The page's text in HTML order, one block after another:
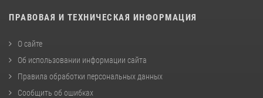
ПРАВОВАЯ И ТЕХНИЧЕСКАЯ ИНФОРМАЦИЯ
О сайте
Об использовании информации сайта
Правила обработки персональных данных
Сообщить об ошибках